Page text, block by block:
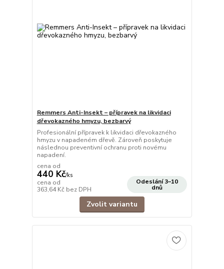
Remmers Anti-Insekt – přípravek na likvidaci
dřevokazného hmyzu, bezbarvý
Profesionální přípravek k likvidaci dřevokazného
hmyzu v napadeném dřevě. Zároveň poskytuje
následnou preventivní ochranu proti novému
napadení.
cena od
440 Kč/ks
cena od
363,64 Kč bez DPH
Odeslání 3–10
dnů
Zvolit variantu